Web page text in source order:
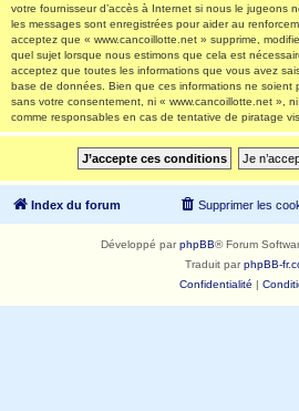
votre fournisseur d’accès à Internet si nous le jugeons
les messages sont enregistrées pour aider au
acceptez que « www.cancoillotte.net » supprime,
quel sujet lorsque nous estimons que cela est
acceptez que toutes les informations que vous avez
base de données. Bien que ces informations ne soient
sans votre consentement, ni « www.cancoillotte.net »,
comme responsables en cas de tentative de piratage
Index du forum Supprimer les
Développé parphpBB® Forum
Traduit parphpBB-
Confidentialité |